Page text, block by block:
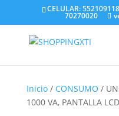
CELULAR:
70270020
Inicio/ CONSUMO /
1000 VA, PANTALLA